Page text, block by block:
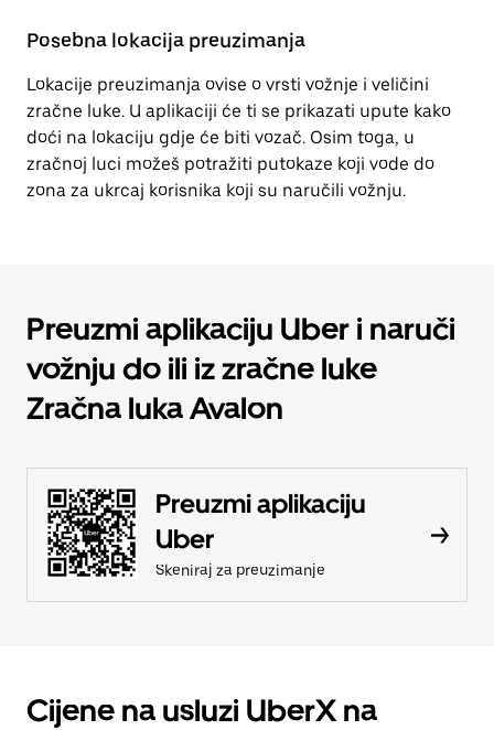
Posebna lokacija preuzimanja
Lokacije preuzimanja ovise o vrsti vožnje i veličini
zračne luke. U aplikaciji će ti se prikazati upute kako
doći na lokaciju gdje će biti vozač. Osim toga, u
zračnoj luci možeš potražiti putokaze koji vode do
zona za ukrcaj korisnika koji su naručili vožnju.
Preuzmi aplikaciju Uber i naruči
vožnju do ili iz zračne luke
Zračna luka Avalon
Preuzmi aplikaciju
Uber
Skeniraj za preuzimanje
Cijene na usluzi UberX na